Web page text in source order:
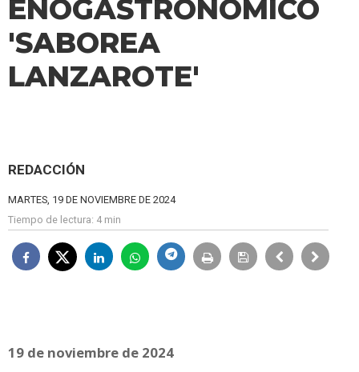
ENOGASTRONÓMICO
'SABOREA
LANZAROTE'
REDACCIÓN
MARTES, 19 DE NOVIEMBRE DE 2024
Tiempo de lectura: 4 min
19 de noviembre de 2024